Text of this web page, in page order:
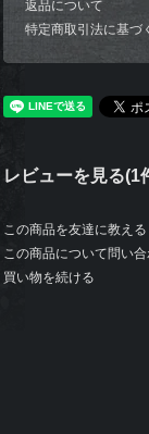
返品について
特定商取引法に基づ
レビューを見る(1
この商品を友達に教える
この商品について問い
買い物を続ける